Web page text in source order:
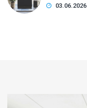
03.06.2026